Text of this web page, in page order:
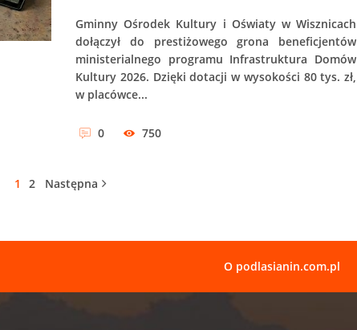
Gminny Ośrodek Kultury i Oświaty w Wisznicach
dołączył do prestiżowego grona beneficjentów
ministerialnego programu Infrastruktura Domów
Kultury 2026. Dzięki dotacji w wysokości 80 tys. zł,
w placówce...
0 750
1 2 Następna
O podlasianin.com.pl